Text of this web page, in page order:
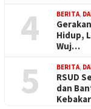
4 BERITA,
Hidup,
Wuj…
5 BERITA,
RSUD
dan